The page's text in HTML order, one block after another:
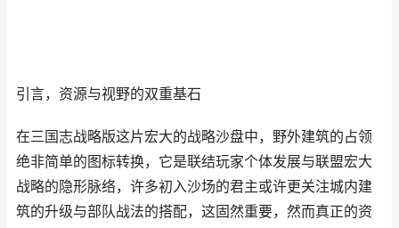
引言，资源与视野的双重基石
在三国志战略版这片宏大的战略沙盘中，野外建筑的占领
绝非简单的图标转换，它是联结玩家个体发展与联盟宏大
战略的隐形脉络，许多初入沙场的君主或许更关注城内建
筑的升级与部队战法的搭配，这固然重要，然而真正的资